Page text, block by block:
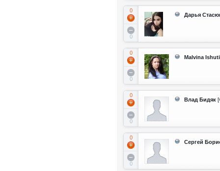
0
0
Дарья
0
0
Malvina
0
0
Влад Бидяк
0
0
Сергей